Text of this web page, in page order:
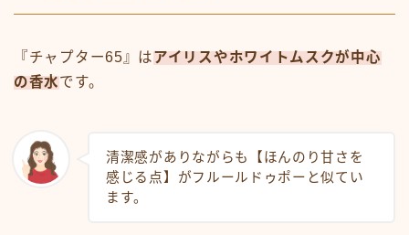
『チャプター65』はアイリスやホワイトムスクが中心
の香水です。
清潔感がありながらも【ほんのり甘さを
感じる点】がフルールドゥポーと似てい
ます。